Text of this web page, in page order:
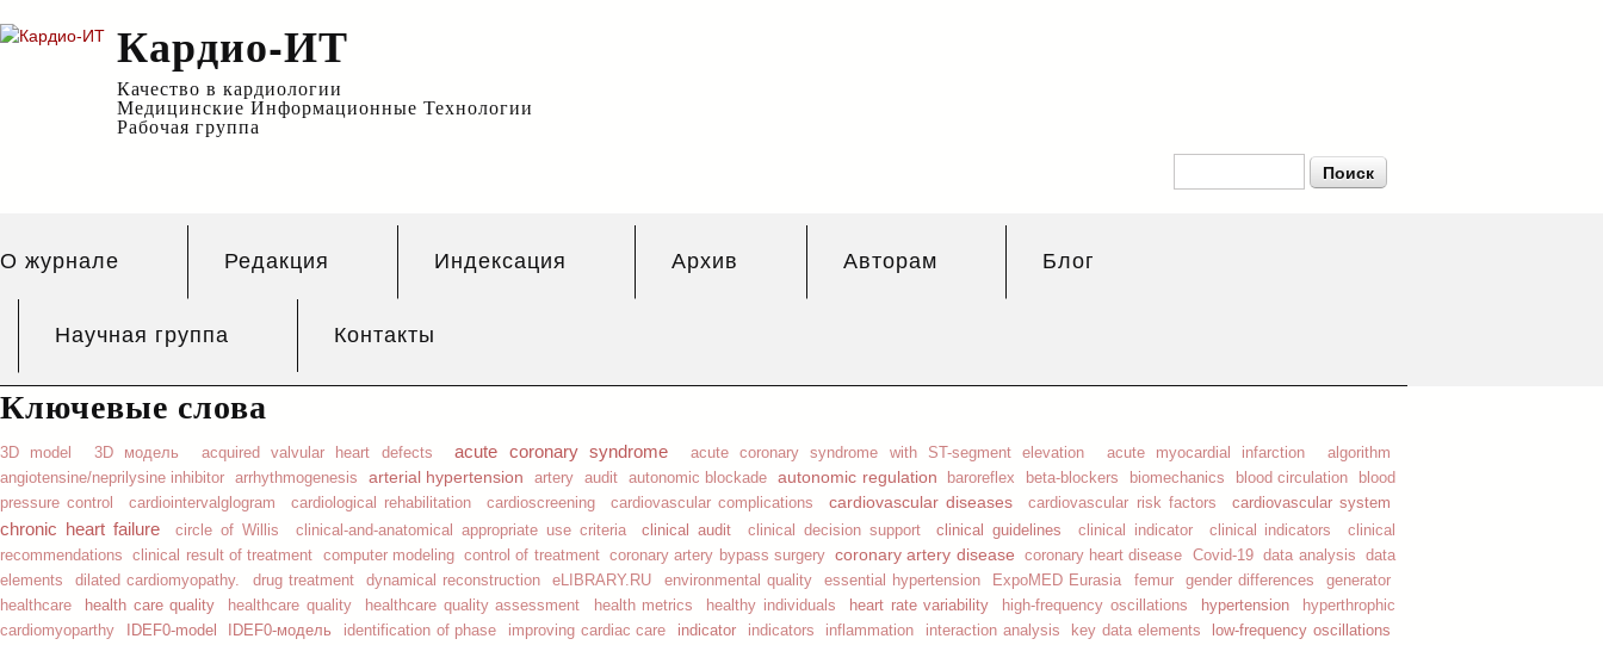
Кардио-ИТ
Качество в кардиологии
Медицинские Информационные Технологии
Рабочая группа
Форма поиска
О журнале Редакция Индексация Архив Авторам Блог
Научная группа Контакты
Ключевые слова
3D model 3D модель acquired valvular heart defects acute coronary syndrome acute coronary syndrome with ST-segment elevation acute myocardial infarction
algorithm
angiotensine/neprilysine inhibitor
arrhythmogenesis arterial hypertension artery audit autonomic blockade autonomic regulation baroreflex beta-blockers biomechanics blood circulation
blood
pressure control
cardiointervalglogram cardiological rehabilitation cardioscreening cardiovascular complications cardiovascular diseases cardiovascular risk factors cardiovascular system
chronic heart failure circle of Willis clinical-and-anatomical appropriate use criteria clinical audit clinical decision support clinical guidelines clinical indicator clinical indicators
clinical
recommendations
clinical result of treatment computer modeling control of treatment coronary artery bypass surgery coronary artery disease coronary heart disease Covid-19 data analysis
data
elements
dilated cardiomyopathy. drug treatment dynamical reconstruction eLIBRARY.RU environmental quality essential hypertension ExpoMED Eurasia femur gender differences
generator
healthcare
health care quality healthcare quality healthcare quality assessment health metrics healthy individuals heart rate variability high-frequency oscillations hypertension
hyperthrophic
cardiomyoparthy
IDEF0-model IDEF0-модель identification of phase improving cardiac care indicator indicators inflammation interaction analysis key data elements low-frequency oscillations